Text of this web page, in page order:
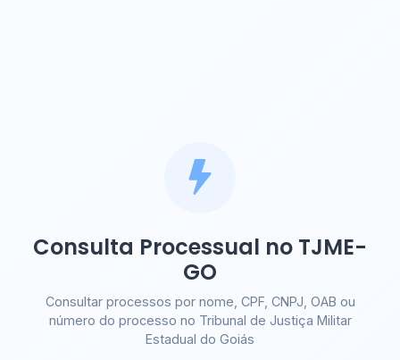
Consulta Processual no TJME-
GO
Consultar processos por nome, CPF, CNPJ, OAB ou
número do processo no Tribunal de Justiça Militar
Estadual do Goiás